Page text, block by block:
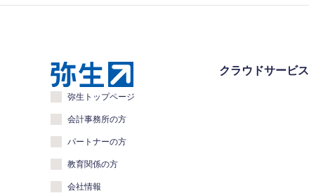
弥生トップページ
会計事務所の方
パートナーの方
教育関係の方
会社情報
クラウドサービス